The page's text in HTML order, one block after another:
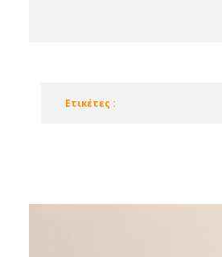
Eτικέτες :